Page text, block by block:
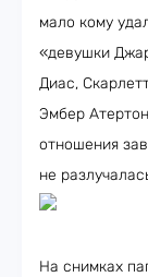
мало кому
«девушки
Диас,
Эмбер
отношения
не
На снимках